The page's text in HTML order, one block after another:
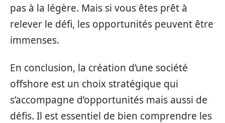
pas à la légère. Mais si vous êtes prêt à
relever le défi, les opportunités peuvent être
immenses.
En conclusion, la création d’une société
offshore est un choix stratégique qui
s’accompagne d’opportunités mais aussi de
défis. Il est essentiel de bien comprendre les